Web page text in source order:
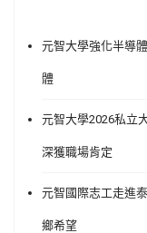
元智大學強化半導
體
元智大學2026私立
深獲職場肯定
元智國際志工走進
鄉希望